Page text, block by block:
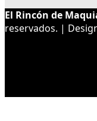
El Rincón de
reservados. |